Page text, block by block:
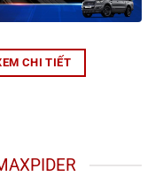
CHI TIẾT